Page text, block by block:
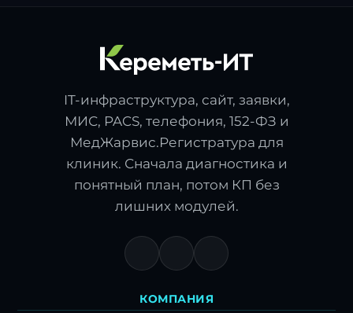
IT-инфраструктура, сайт, заявки,
МИС, PACS, телефония, 152-ФЗ и
МедЖарвис.Регистратура для
клиник. Сначала диагностика и
понятный план, потом КП без
лишних модулей.
КОМПАНИЯ